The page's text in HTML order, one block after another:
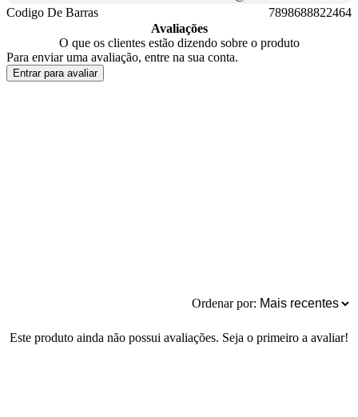
Codigo De Barras
7898688822464
Avaliações
O que os clientes estão dizendo sobre o produto
Para enviar uma avaliação, entre na sua conta.
Entrar para avaliar
Ordenar por:
Este produto ainda não possui avaliações. Seja o primeiro a avaliar!